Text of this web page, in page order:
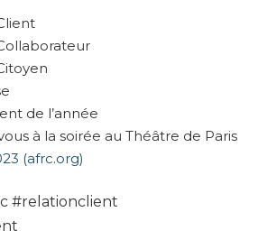
de l’année
à la soirée au Théâtre de Paris
(afrc.org)
#relationclient